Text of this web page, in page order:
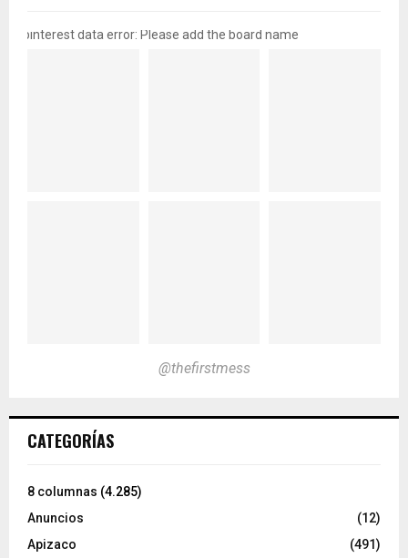
pinterest data error: Please add the board name
@thefirstmess
CATEGORÍAS
8 columnas (4.285)
Anuncios
(12)
Apizaco
(491)